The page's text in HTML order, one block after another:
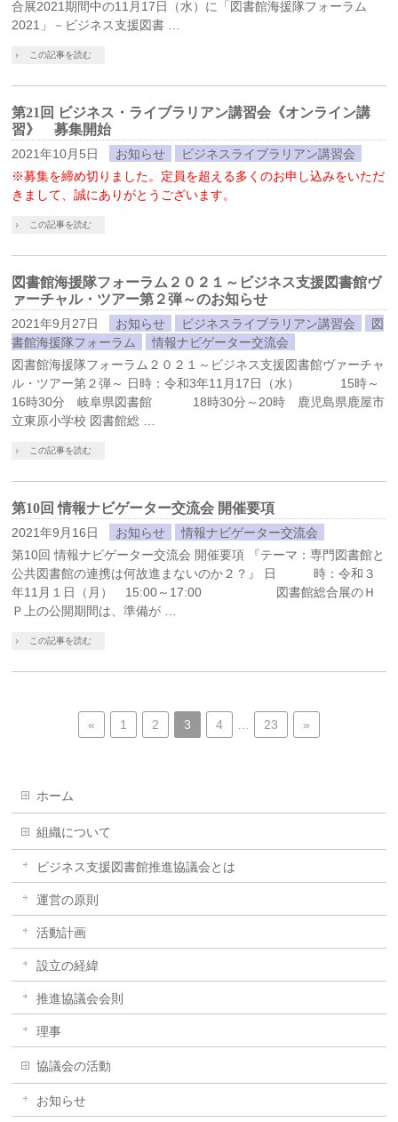
合展2021期間中の11月17日（水）に「図書館海援隊フォーラム
2021」－ビジネス支援図書 …
この記事を読む
第21回 ビジネス・ライブラリアン講習会《オンライン講
習》 募集開始
2021年10月5日 お知らせ
ビジネスライブラリアン講習会
※募集を締め切りました。定員を超える多くのお申し込みをいただ
きまして、誠にありがとうございます。
この記事を読む
図書館海援隊フォーラム２０２１～ビジネス支援図書館ヴ
ァーチャル・ツアー第２弾～のお知らせ
2021年9月27日 お知らせ ビジネスライブラリアン講習会
図
書館海援隊フォーラム
情報ナビゲーター交流会
図書館海援隊フォーラム２０２１～ビジネス支援図書館ヴァーチャ
ル・ツアー第２弾～ 日時：令和3年11月17日（水） 15時～
16時30分 岐阜県図書館 18時30分～20時 鹿児島県鹿屋市
立東原小学校 図書館総 …
この記事を読む
第10回 情報ナビゲーター交流会 開催要項
2021年9月16日 お知らせ
情報ナビゲーター交流会
第10回 情報ナビゲーター交流会 開催要項 『テーマ：専門図書館と
公共図書館の連携は何故進まないのか２？』 日 時：令和３
年11月１日（月） 15:00～17:00 図書館総合展のＨ
Ｐ上の公開期間は、準備が …
この記事を読む
« 1 2 3 4 23 »
ホーム
組織について
ビジネス支援図書館推進協議会とは
運営の原則
活動計画
設立の経緯
推進協議会会則
理事
協議会の活動
お知らせ